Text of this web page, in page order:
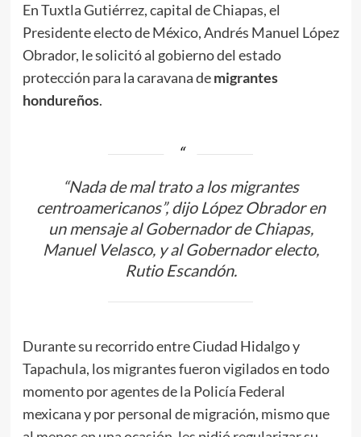
En Tuxtla Gutiérrez, capital de Chiapas, el
Presidente electo de México, Andrés Manuel López
Obrador, le solicitó al gobierno del estado
protección para la caravana demigrantes
hondureños.
“Nada de mal trato a los migrantes
centroamericanos”, dijo López Obrador en
un mensaje al Gobernador de Chiapas,
Manuel Velasco, y al Gobernador electo,
Rutio Escandón.
Durante su recorrido entre Ciudad Hidalgo y
Tapachula, los migrantes fueron vigilados en todo
momento por agentes de la Policía Federal
mexicana y por personal de migración, mismo que